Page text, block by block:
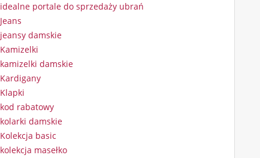
idealne portale do sprzedaży ubrań
Jeans
jeansy damskie
Kamizelki
kamizelki damskie
Kardigany
Klapki
kod rabatowy
kolarki damskie
Kolekcja basic
kolekcja masełko